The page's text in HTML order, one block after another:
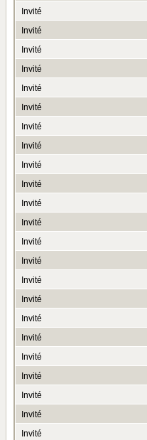
Invité
Invité
Invité
Invité
Invité
Invité
Invité
Invité
Invité
Invité
Invité
Invité
Invité
Invité
Invité
Invité
Invité
Invité
Invité
Invité
Invité
Invité
Invité